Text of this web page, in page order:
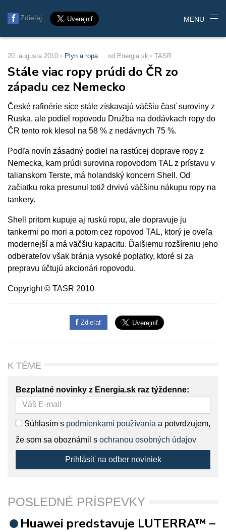
Zdieľaj MENU
20. augusta 2010 Plyn a ropa od Energia.sk TASR
Stále viac ropy prúdi do ČR zo
západu cez Nemecko
České rafinérie síce stále získavajú väčšiu časť suroviny z
Ruska, ale podiel ropovodu Družba na dodávkach ropy do
ČR tento rok klesol na 58 % z nedávnych 75 %.
Podľa novín zásadný podiel na rastúcej doprave ropy z
Nemecka, kam prúdi surovina ropovodom TAL z prístavu v
talianskom Terste, má holandský koncern Shell. Od
začiatku roka presunul totiž drvivú väčšinu nákupu ropy na
tankery.
Shell pritom kupuje aj ruskú ropu, ale dopravuje ju
tankermi po mori a potom cez ropovod TAL, ktorý je oveľa
modernejší a má väčšiu kapacitu. Ďalšiemu rozšíreniu jeho
odberateľov však bránia vysoké poplatky, ktoré si za
prepravu účtujú akcionári ropovodu.
Copyright © TASR 2010
Zdieľať
K TÉME
Bezplatné novinky z Energia.sk raz týždenne:
Súhlasím s podmienkami používania a potvrdzujem,
že som sa oboznámil s ochranou osobných údajov
Prihlásiť na odber noviniek
POSLEDNÉ PRÍSPEVKY
Huawei predstavuje LUTERRA™ –